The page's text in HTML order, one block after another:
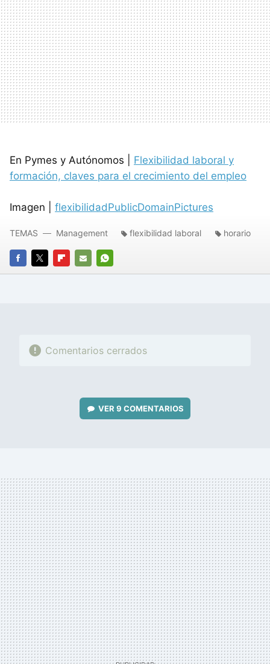
En Pymes y Autónomos | Flexibilidad laboral y
formación, claves para el crecimiento del empleo
Imagen | flexibilidadPublicDomainPictures
FACEBOOK
TWITTERFLIPBOARD
E-
WHATSAPP
TEMAS Management flexibilidad laboral horario
Comentarios cerrados
VER 9 COMENTARIOS